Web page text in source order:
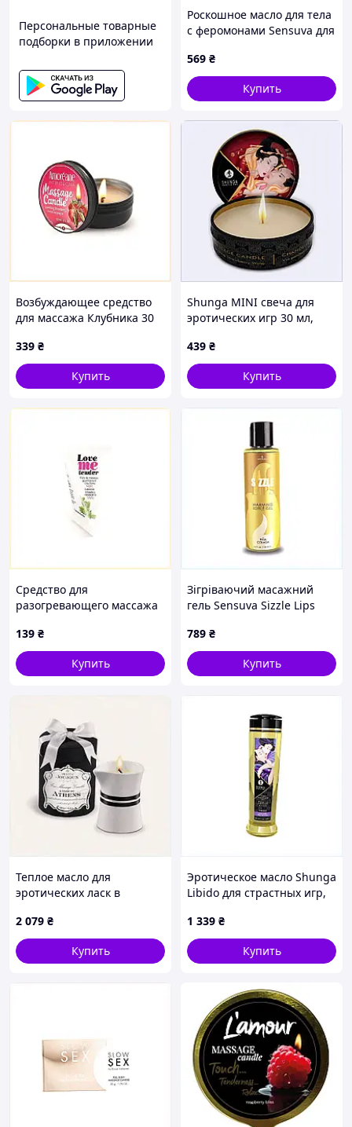
Персональные товарные
подборки в приложении
Роскошное масло для тела
с феромонами Sensuva для
569 ₴
Купить
Возбуждающее средство
для массажа Клубника 30
339 ₴
Купить
Shunga MINI свеча для
эротических игр 30 мл,
439 ₴
Купить
Средство для
разогревающего массажа
мяты T728356T
139 ₴
Купить
Зігріваючий масажний
гель Sensuva Sizzle Lips
87T9B3M329
789 ₴
Купить
Теплое масло для
эротических ласк в
2 079 ₴
Купить
Эротическое масло Shunga
Libido для страстных игр,
1 339 ₴
Купить